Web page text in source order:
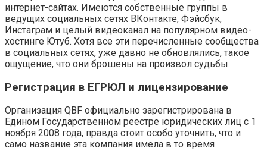
интернет-сайтах. Имеются собственные группы в
ведущих социальных сетях ВКонтакте, Фэйсбук,
Инстаграм и целый видеоканал на популярном видео-
хостинге Ютуб. Хотя все эти перечисленные сообщества
в социальных сетях, уже давно не обновлялись, такое
ощущение, что они брошены на произвол судьбы.
Регистрация в ЕГРЮЛ и лицензирование
Организация QBF официально зарегистрирована в
Едином Государственном реестре юридических лиц с 1
ноября 2008 года, правда стоит особо уточнить, что и
само название эта компания имела в то время